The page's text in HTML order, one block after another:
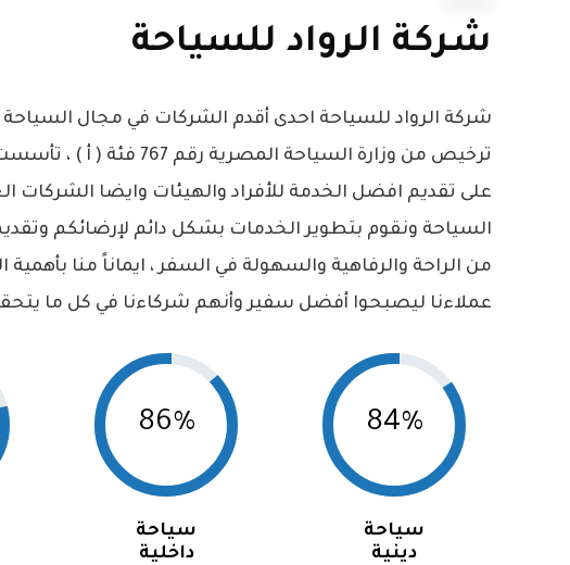
شركة الرواد للسياحة
شركة الرواد للسياحة احدى أقدم الشركات في مجال
على تقديم افضل الخدمة للأفراد والهيئات وايضا الشركات
السياحة ونقوم بتطوير الخدمات بشكل دائم لإرضائكم
من الراحة والرفاهية والسهولة في السفر ، ايماناً منا بأهمية
عملاءنا ليصبحوا أفضل سفير وأنهم شركاءنا في كل ما
84%
سياحة
دينية
86%
سياحة
داخلية